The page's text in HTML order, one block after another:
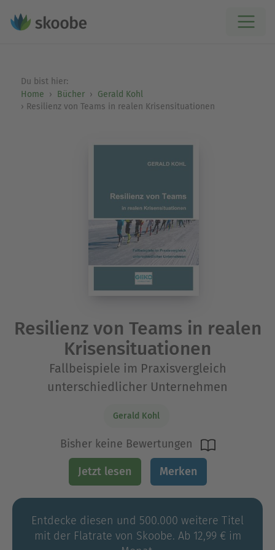
Du bist hier:
Home
Bücher
Gerald Kohl
Resilienz von Teams in realen Krisensituationen
Resilienz von Teams in realen
Krisensituationen
Fallbeispiele im Praxisvergleich
unterschiedlicher Unternehmen
Gerald Kohl
Bisher keine Bewertungen
Jetzt lesen Merken
Entdecke diesen und 500.000 weitere Titel
mit der Flatrate von Skoobe. Ab 12,99 € im